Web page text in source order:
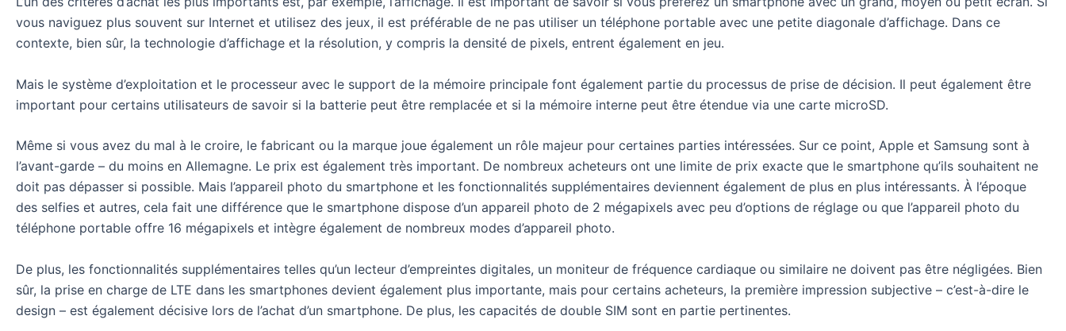
vous naviguez plus souvent sur Internet et utilisez des jeux, il est préférable de ne pas utiliser un téléphone portable avec une petite diagonale d’affichage. Dans ce
contexte, bien sûr, la technologie d’affichage et la résolution, y compris la densité de pixels, entrent également en jeu.
Mais le système d’exploitation et le processeur avec le support de la mémoire principale font également partie du processus de prise de décision. Il peut également être
important pour certains utilisateurs de savoir si la batterie peut être remplacée et si la mémoire interne peut être étendue via une carte microSD.
Même si vous avez du mal à le croire, le fabricant ou la marque joue également un rôle majeur pour certaines parties intéressées. Sur ce point, Apple et Samsung sont à
l’avant-garde – du moins en Allemagne. Le prix est également très important. De nombreux acheteurs ont une limite de prix exacte que le smartphone qu’ils souhaitent ne
doit pas dépasser si possible. Mais l’appareil photo du smartphone et les fonctionnalités supplémentaires deviennent également de plus en plus intéressants. À l’époque
des selfies et autres, cela fait une différence que le smartphone dispose d’un appareil photo de 2 mégapixels avec peu d’options de réglage ou que l’appareil photo du
téléphone portable offre 16 mégapixels et intègre également de nombreux modes d’appareil photo.
De plus, les fonctionnalités supplémentaires telles qu’un lecteur d’empreintes digitales, un moniteur de fréquence cardiaque ou similaire ne doivent pas être négligées. Bien
sûr, la prise en charge de LTE dans les smartphones devient également plus importante, mais pour certains acheteurs, la première impression subjective – c’est-à-dire le
design – est également décisive lors de l’achat d’un smartphone. De plus, les capacités de double SIM sont en partie pertinentes.